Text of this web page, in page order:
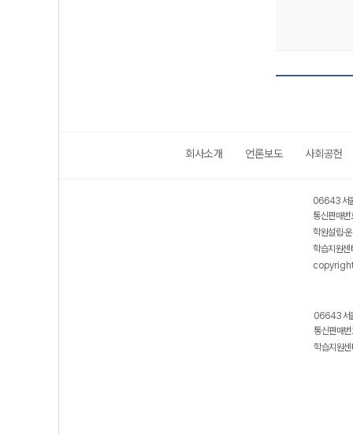
회사소개 언론보도 사회공헌
06643 서
통신판매
학원설립·
학습지원
06643 서
통신판매
학습지원